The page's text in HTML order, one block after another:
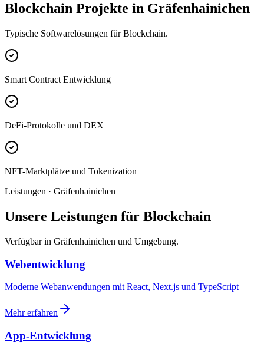
Blockchain Projekte in Gräfenhainichen
Typische Softwarelösungen für Blockchain.
Smart Contract Entwicklung
DeFi-Protokolle und DEX
NFT-Marktplätze und Tokenization
Leistungen · Gräfenhainichen
Unsere Leistungen für Blockchain
Verfügbar in Gräfenhainichen und Umgebung.
Webentwicklung
Moderne Webanwendungen mit React, Next.js und TypeScript
Mehr erfahren
App-Entwicklung